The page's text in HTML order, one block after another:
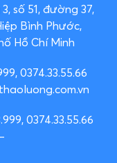
số 51, đường 37,
Bình Phước,
Hồ Chí Minh
0374.33.55.66
0374.33.55.66